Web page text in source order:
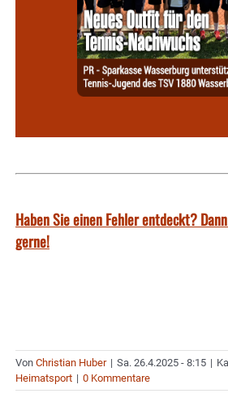
Haben Sie einen Fehler entdeckt?
gerne!
Von Christian Huber | Sa. 26.4.2025 - 8:15 |
Heimatsport | 0 Kommentare